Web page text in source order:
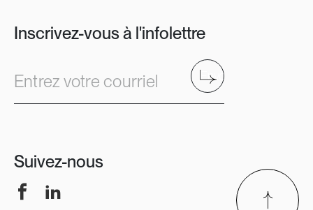
Inscrivez-vous à l'infolettre
Entrez votre courriel Envoyer
Suivez-nous
FacebookLinkedIn